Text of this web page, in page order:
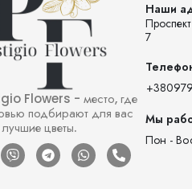
Flowers - место, где
подбирают для вас
цветы.
Наши
7
Мы
Пон -